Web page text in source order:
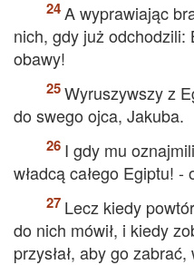
A wyprawiając
nich, gdy już odchodzili:
obawy!
Wyruszywszy z
do swego ojca, Jakuba.
I gdy mu
władcą całego Egiptu! -
Lecz kiedy
do nich mówił, i kiedy
przysłał, aby go